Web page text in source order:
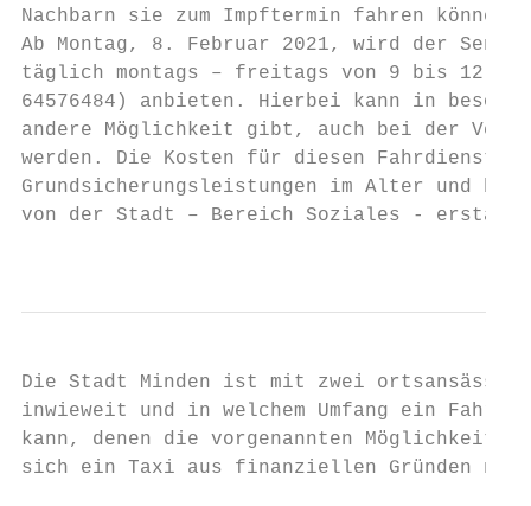
Nachbarn sie zum Impftermin fahren können.
Ab Montag, 8. Februar 2021, wird der
täglich montags – freitags von 9 bis 12
64576484) anbieten. Hierbei kann in
andere Möglichkeit gibt, auch bei der
werden. Die Kosten für diesen Fahrdienst
Grundsicherungsleistungen im Alter und bei
von der Stadt – Bereich Soziales -
Die Stadt Minden ist mit zwei
inwieweit und in welchem Umfang ein
kann, denen die vorgenannten
sich ein Taxi aus finanziellen Gründen